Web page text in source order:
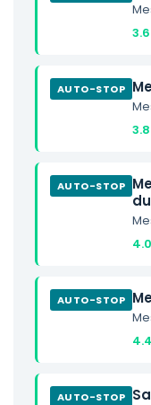
AUTO-STOP
AUTO-STOP
AUTO-STOP
AUTO-STOP